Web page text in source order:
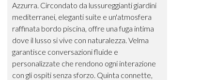
Azzurra. Circondato da lussureggianti giardini
mediterranei, eleganti suite e un'atmosfera
raffinata bordo piscina, offre una fuga intima
dove il lusso si vive con naturalezza. Velma
garantisce conversazioni fluide e
personalizzate che rendono ogni interazione
con gli ospiti senza sforzo. Quinta connette,